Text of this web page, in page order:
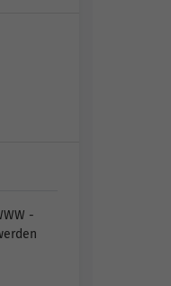
-